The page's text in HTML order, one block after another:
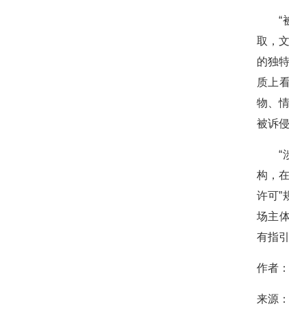
“被
取，
的独
质上
物、
被诉
“涉
构，
许可”
场主
有指
作者
来源